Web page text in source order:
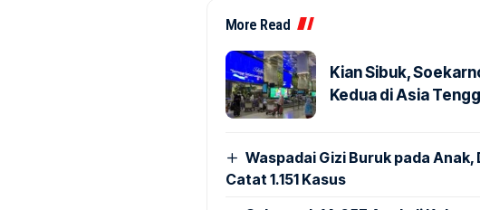
More Read
Kian Sibuk,
Kedua di Asia
Waspadai Gizi Buruk pada
Catat 1.151 Kasus